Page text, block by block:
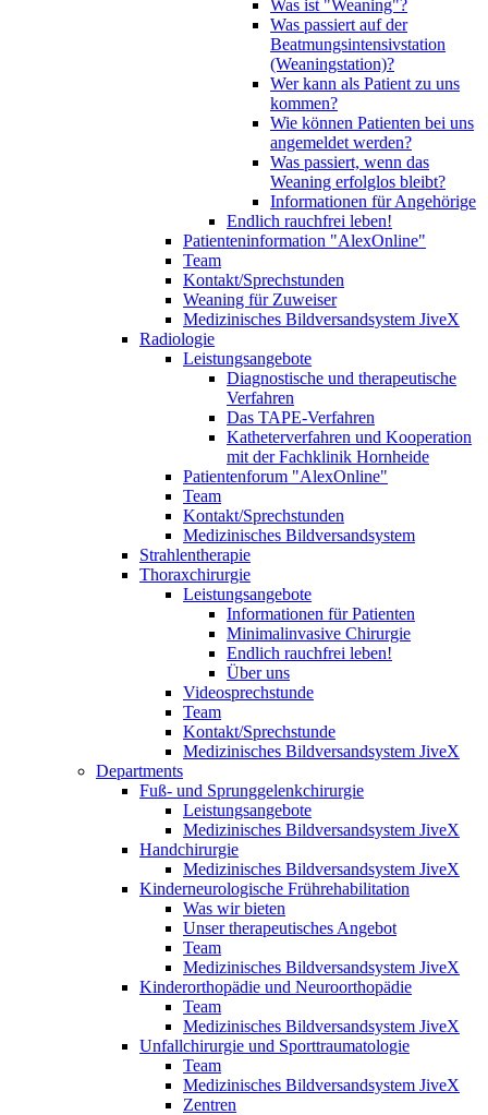
Was ist "Weaning"?
Was passiert auf der
Beatmungsintensivstation
(Weaningstation)?
Wer kann als Patient zu uns
kommen?
Wie können Patienten bei uns
angemeldet werden?
Was passiert, wenn das
Weaning erfolglos bleibt?
Informationen für Angehörige
Endlich rauchfrei leben!
Patienteninformation "AlexOnline"
Team
Kontakt/Sprechstunden
Weaning für Zuweiser
Medizinisches Bildversandsystem JiveX
Radiologie
Leistungsangebote
Diagnostische und therapeutische
Verfahren
Das TAPE-Verfahren
Katheterverfahren und Kooperation
mit der Fachklinik Hornheide
Patientenforum "AlexOnline"
Team
Kontakt/Sprechstunden
Medizinisches Bildversandsystem
Strahlentherapie
Thoraxchirurgie
Leistungsangebote
Informationen für Patienten
Minimalinvasive Chirurgie
Endlich rauchfrei leben!
Über uns
Videosprechstunde
Team
Kontakt/Sprechstunde
Medizinisches Bildversandsystem JiveX
Departments
Fuß- und Sprunggelenkchirurgie
Leistungsangebote
Medizinisches Bildversandsystem JiveX
Handchirurgie
Medizinisches Bildversandsystem JiveX
Kinderneurologische Frührehabilitation
Was wir bieten
Unser therapeutisches Angebot
Team
Medizinisches Bildversandsystem JiveX
Kinderorthopädie und Neuroorthopädie
Team
Medizinisches Bildversandsystem JiveX
Unfallchirurgie und Sporttraumatologie
Team
Medizinisches Bildversandsystem JiveX
Zentren